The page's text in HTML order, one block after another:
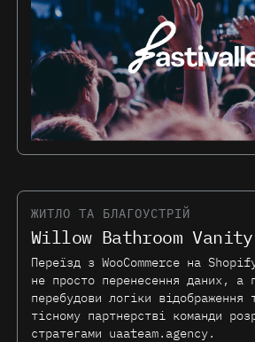
ЖИТЛО ТА БЛАГОУСТРІЙ
Willow Bathroom Vanity
Переїзд з WooCommerce на
не просто перенесення даних, а
перебудови логіки відображення
тісному партнерстві команди
стратегами uaateam.agency.